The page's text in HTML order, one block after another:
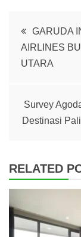
Post
GARUDA
AIRLINES
UTARA
Survey
Destinasi
RELATED